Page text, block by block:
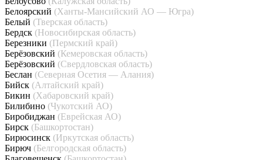
Белоярский (Ханты-Мансийский АО — Югра)
Белый (Тверская область)
Бердск (Новосибирская область)
Березники (Пермский край)
Берёзовский (Кемеровская область)
Берёзовский (Свердловская область)
Беслан (Северная Осетия — Алания)
Бийск (Алтайский край)
Бикин (Хабаровский край)
Билибино (Чукотский АО)
Биробиджан (Еврейская АО)
Бирск (Башкортостан)
Бирюсинск (Иркутская область)
Бирюч (Белгородская область)